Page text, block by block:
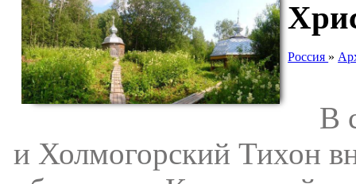
Россия »
В
и Холмогорский Тихон